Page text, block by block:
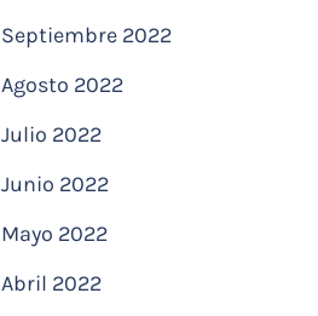
Septiembre 2022
Agosto 2022
Julio 2022
Junio 2022
Mayo 2022
Abril 2022